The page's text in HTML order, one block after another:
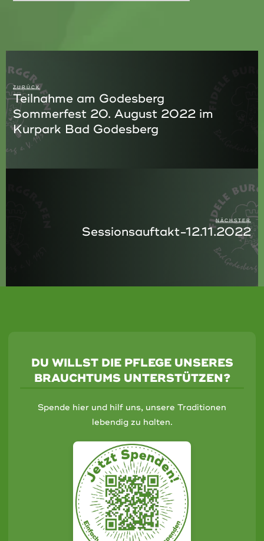
ZURÜCK
Teilnahme am Godesberg
Sommerfest 20. August 2022 im
Kurpark Bad Godesberg
NÄCHSTER
Sessionsauftakt-12.11.2022
DU WILLST DIE PFLEGE UNSERES
BRAUCHTUMS UNTERSTÜTZEN?
Spende hier und hilf uns, unsere Traditionen
lebendig zu halten.